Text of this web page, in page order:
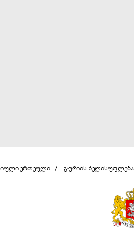
ერთეული გურიის ხელისუფლება